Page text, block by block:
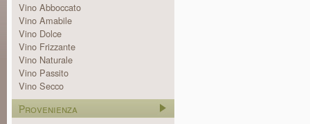
Vino Abboccato
Vino Amabile
Vino Dolce
Vino Frizzante
Vino Naturale
Vino Passito
Vino Secco
Provenienza